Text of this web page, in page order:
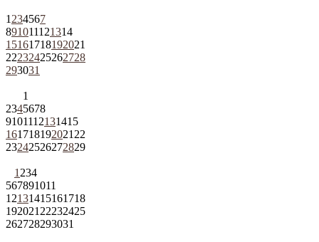
1 234567
891011121314
15161718192021
22232425262728
293031
1
2345678
9101112131415
161718192021 22
23242526272829
1 234
567891011
12131415161718
192021 22232425
262728293031